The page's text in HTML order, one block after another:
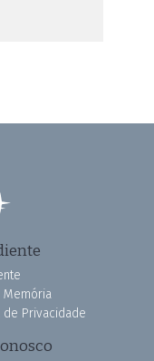
Memória
de Privacidade